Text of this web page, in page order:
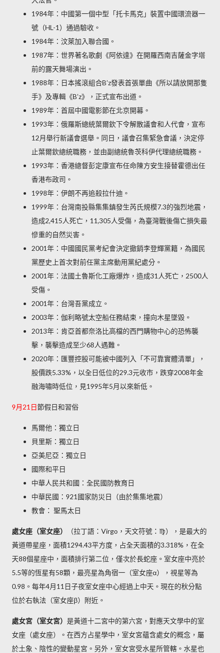
1984年：中國第一個中型「托卡馬克」裝置中國環流器一
號（HL-1）通過驗收。
1984年：汶萊加入聯合國。
1987年：世界著名歌劇《阿依達》在開羅西南吉薩金字塔
前的露天舞場演出。
1988年：日本搖滾組合B’z發表首張單曲《所以請放開那隻
手》及專輯《B’z》，正式宣布出道。
1989年：首屆中國電影節在北京開幕。
1993年：俄羅斯總統葉爾欽下令解散議會和人代會，宣布
12月舉行新議會選舉。同日，議會召集緊急會議，決定停
止葉爾欽總統職務，並由副總統魯茨科伊代理總統職務。
1993年：香港總督彭定康宣布任命陳方安生接替霍德出任
香港布政司。
1998年：伊朗不再追殺拉什迪。
1999年：台灣南投縣集集鎮發生芮氏規模7.3的強烈地震，
造成2,415人死亡，11,305人受傷，為臺灣戰後傷亡損失最
慘重的自然災害。
2001年：中國國民黨考紀會決定撤銷李登輝黨籍，為國民
黨歷史上首次對前任黨主席動用黨紀處分。
2001年：法國土魯斯化工廠爆炸，造成31人死亡，2500人
受傷。
2001年：台灣吾黨成立。
2003年：伽利略號太空船任務結束，撞向木星墜毀。
2013年：肯亞首都奈洛比高檔的西門購物中心的恐怖襲
擊，襲擊造成至少68人遇難。
2020年：匯豐控股可能被中國列入「不可靠實體清單」，
股價跌5.33%，以全日低位的29.3元收市，跌穿2008年金
融海嘯時低位，見1995年5月以來新低 。
9月21日節假日和習俗
馬爾他：獨立日
貝里斯：獨立日
亞美尼亞：獨立日
國際和平日
中華人民共和國：全民國防教育日
中華民國：921國家防災日
（由於集集地震）
教會： 聖馬太日
處女座（室女座） （拉丁語： Virgo ，天文符號：♍），是最大的
黃道帶星座，面積1294.43平方度，占全天面積的3.318%，在全
天88個星座中，面積排行第二位，僅次於長蛇座。室女座中亮於
5.5等的恆星有58顆，最亮星為角宿一（室女座α），視星等為
0.98。每年4月11日子夜室女座中心經過上中天。現在的秋分點
位於右執法（室女座β）附近。
處女宮（室女宮） 是黃道十二宮中的第六宮，對應天文學中的室
女座（處女座）。在西方占星學中，室女宮蘊含處女的概念，屬
於土象、陰性的變動星宮。另外，室女宮受水星所管轄。水星也